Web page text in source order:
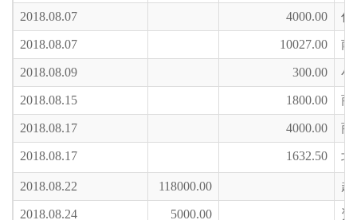
2018.08.07 4000.00 代
2018.08.07 10027.00 南
2018.08.09 300.00 小
2018.08.15 1800.00 商
2018.08.17 4000.00 商
2018.08.17 1632.50 北
2018.08.22 118000.00 超
2018.08.24 5000.00 资